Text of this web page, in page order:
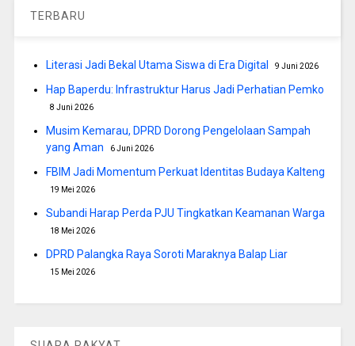
TERBARU
Literasi Jadi Bekal Utama Siswa di Era Digital 9 Juni 2026
Hap Baperdu: Infrastruktur Harus Jadi Perhatian Pemko
8 Juni 2026
Musim Kemarau, DPRD Dorong Pengelolaan Sampah
yang Aman
6 Juni 2026
FBIM Jadi Momentum Perkuat Identitas Budaya Kalteng
19 Mei 2026
Subandi Harap Perda PJU Tingkatkan Keamanan Warga
18 Mei 2026
DPRD Palangka Raya Soroti Maraknya Balap Liar
15 Mei 2026